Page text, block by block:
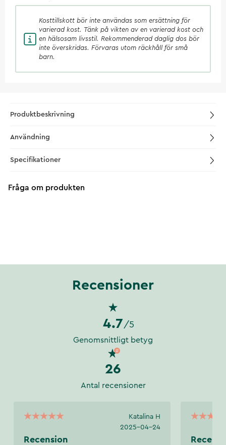
Kosttillskott bör inte användas som ersättning för
varierad kost. Tänk på vikten av en varierad kost och
en hälsosam livsstil. Rekommenderad daglig dos bör
inte överskridas. Förvaras utom räckhåll för små
barn.
Produktbeskrivning
Användning
Specifikationer
Fråga om produkten
Recensioner
4.7 /5
Genomsnittligt betyg
26
Antal recensioner
Katalina H
2025-04-24
Recension